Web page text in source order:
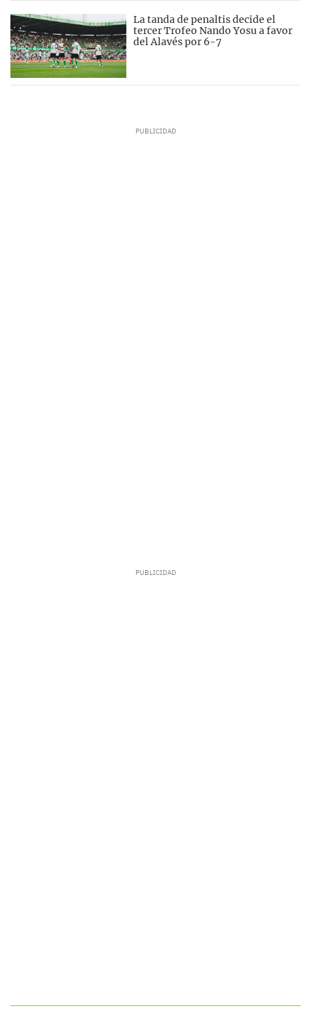
La tanda de penaltis decide el
tercer Trofeo Nando Yosu a favor
del Alavés por 6-7